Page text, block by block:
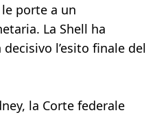
porte a un
La Shell ha
l’esito finale del
la Corte federale